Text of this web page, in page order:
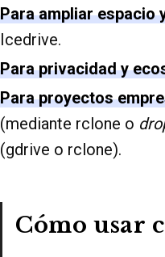
Para ampliar espacio
Icedrive.
Para privacidad y
Para proyectos
(mediante rclone o
(gdrive o rclone).
Cómo usar